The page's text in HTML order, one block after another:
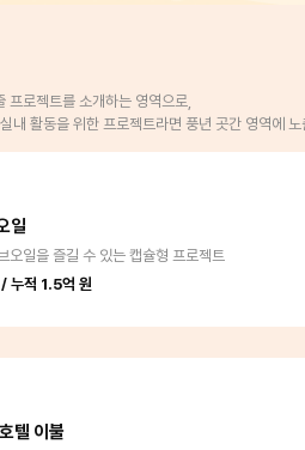
프로젝트를 소개하는 영역으로,
내 활동을 위한 프로젝트라면 풍년 곳간 영역에
일
오일을 즐길 수 있는 캡슐형 프로젝트
누적 1.5억 원
텔 이불